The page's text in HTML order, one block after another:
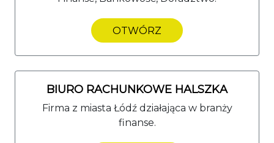
OTWÓRZ
BIURO RACHUNKOWE HALSZKA
Firma z miasta Łódź działająca w branży
finanse.